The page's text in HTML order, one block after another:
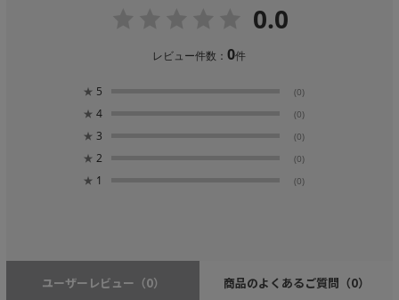
0.0
レビュー件数：0件
★ 5 (0)
★ 4 (0)
★ 3 (0)
★ 2 (0)
★ 1 (0)
ユーザーレビュー （0） 商品のよくあるご質問 （0）